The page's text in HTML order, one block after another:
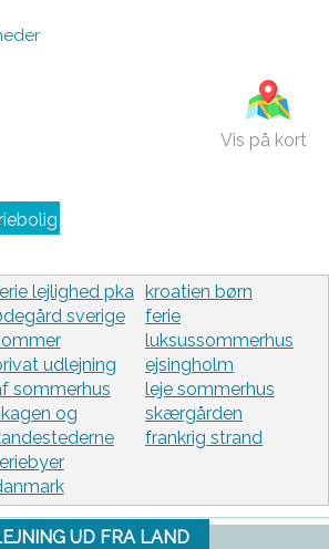
Vis på kort
lejlighed pka
sverige
udlejning
sommerhus
og
kroatien børn
ferie
luksussommerhus
ejsingholm
leje sommerhus
skærgården
frankrig strand
UD FRA LAND